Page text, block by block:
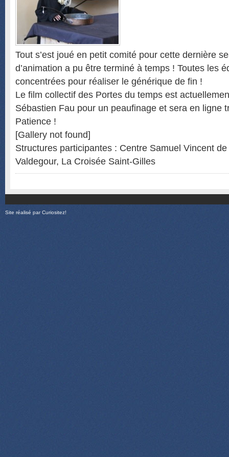
Tout s’est joué en petit comité pour cette dernière
d’animation a pu être terminé à temps ! Toutes les
concentrées pour réaliser le générique de fin !
Le film collectif des Portes du temps est
Sébastien Fau pour un peaufinage et sera en ligne
Patience !
[Gallery not found]
Structures participantes : Centre Samuel Vincent
Valdegour, La Croisée Saint-Gilles
Site réalisé parCuriositez!